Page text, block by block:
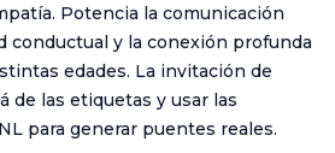
Potencia la comunicación
conductual y la conexión profunda
edades. La invitación de
de las etiquetas y usar las
para generar puentes reales.